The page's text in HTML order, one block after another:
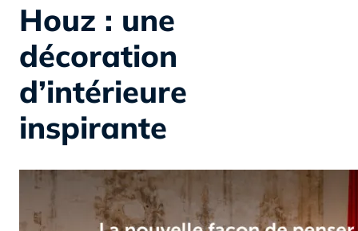
Houz : une
décoration
d’intérieure
inspirante